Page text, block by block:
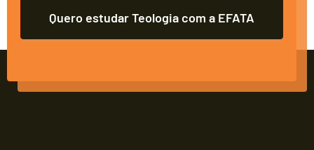
Quero estudar Teologia com a EFATA